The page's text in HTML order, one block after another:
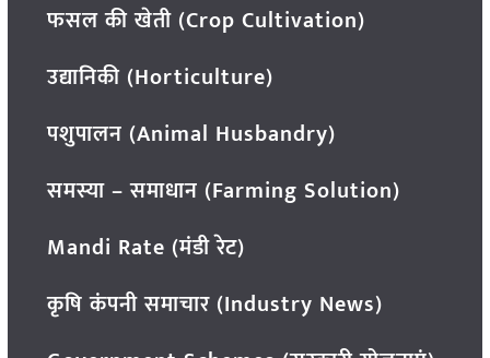
फसल की खेती (Crop Cultivation)
उद्यानिकी (Horticulture)
पशुपालन (Animal Husbandry)
समस्या – समाधान (Farming Solution)
Mandi Rate (मंडी रेट)
कृषि कंपनी समाचार (Industry News)